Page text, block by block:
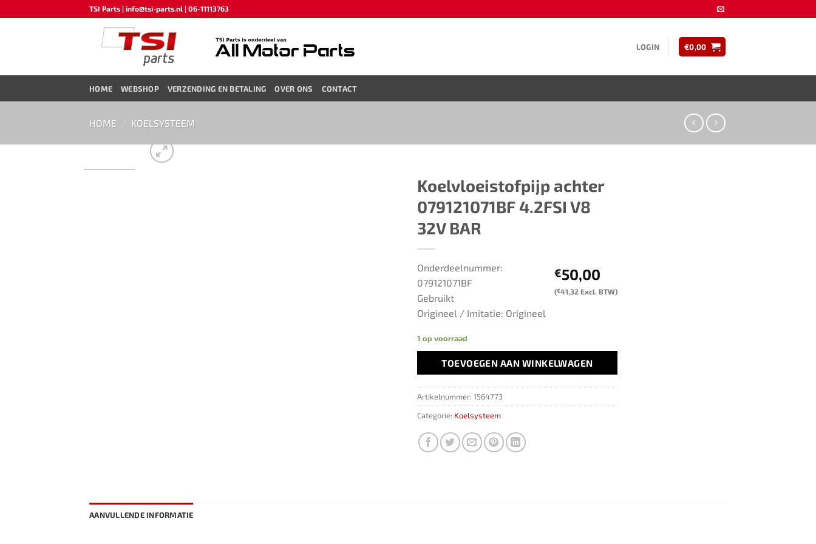
naar
TSI Parts | info@tsi-parts.nl | 06-11113763
LOGIN €0,00
HOME WEBSHOP VERZENDING EN BETALING OVER ONS CONTACT
HOME / KOELSYSTEEM
Koelvloeistofpijp achter
079121071BF 4.2FSI V8
32V BAR
€50,00
(€41,32 Excl. BTW)
Onderdeelnummer:
079121071BF
Gebruikt
Origineel / Imitatie: Origineel
1 op voorraad
TOEVOEGEN AAN WINKELWAGEN
Artikelnummer: 1564773
Categorie: Koelsysteem
AANVULLENDE INFORMATIE